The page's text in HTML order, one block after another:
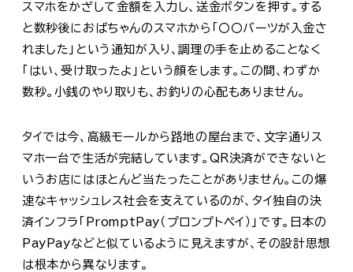
スマホをかざして金額を入力し、送金ボタンを押す。する
と数秒後におばちゃんのスマホから「〇〇バーツが入金さ
れました」という通知が入り、調理の手を止めることなく
「はい、受け取ったよ」という顔をします。この間、わずか
数秒。小銭のやり取りも、お釣りの心配もありません。
タイでは今、高級モールから路地の屋台まで、文字通りス
マホ一台で生活が完結しています。QR決済ができないと
いうお店にはほとんど当たったことがありません。この爆
速なキャッシュレス社会を支えているのが、タイ独自の決
済インフラ「PromptPay（プロンプトペイ）」です。日本の
PayPayなどと似ているように見えますが、その設計思想
は根本から異なります。